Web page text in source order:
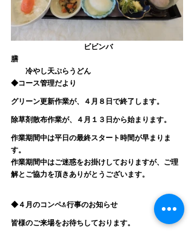
ビビンバ
膳
冷やし天ぷらうどん
◆コース管理だより
グリーン更新作業が、４月８日で終了します。
除草剤散布作業が、４月１３日から始まります。
作業期間中は平日の最終スタート時間が早まりま
す。
作業期間中はご迷惑をお掛けしておりますが、ご理
解とご協力を頂きありがとうございます。
◆４月のコンペ&行事のお知らせ
皆様のご来場をお待ちしております。